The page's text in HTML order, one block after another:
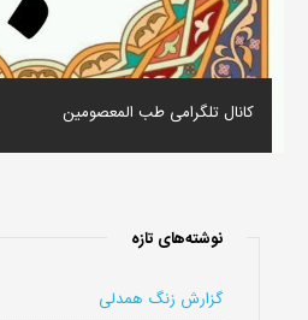
کانال تلگرامی طب المعصومین
نوشته‌های تازه
گزارش زنگ همدلی